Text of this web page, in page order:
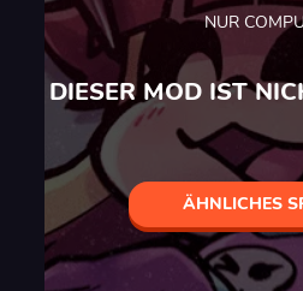
NUR
DIESER MOD IST
ÄHNLICHES